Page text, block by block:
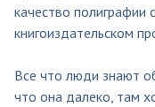
качество
книгоиздательском
Все что люди знают
что она далеко, там